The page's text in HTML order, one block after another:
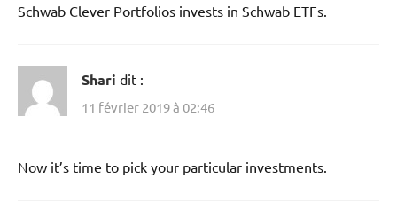
Schwab Clever Portfolios invests in Schwab ETFs.
Shari dit :
11 février 2019 à 02:46
Now it’s time to pick your particular investments.